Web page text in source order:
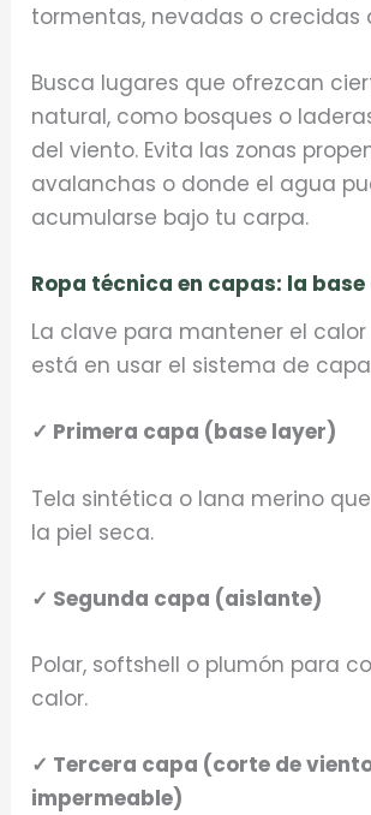
tormentas, nevadas o crecidas
Busca lugares que ofrezcan
natural, como bosques o
del viento. Evita las zonas
avalanchas o donde el agua
acumularse bajo tu carpa.
Ropa técnica en capas: la
La clave para mantener el
está en usar el sistema de
✓ Primera capa (base layer)
Tela sintética o lana merino
la piel seca.
✓ Segunda capa (aislante)
Polar, softshell o plumón para
calor.
✓ Tercera capa (corte de
impermeable)